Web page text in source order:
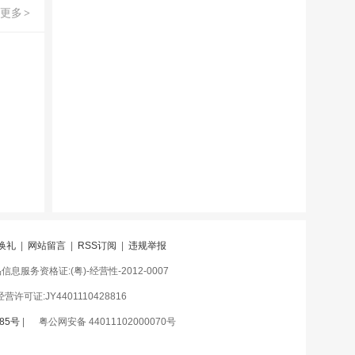
更多 >
礼 网站留言 RSS订阅 违规举报
息服务资格证:(粤)-经营性-2012-0007
许可证:JY4401110428816
号| 粤公网安备 44011102000070号